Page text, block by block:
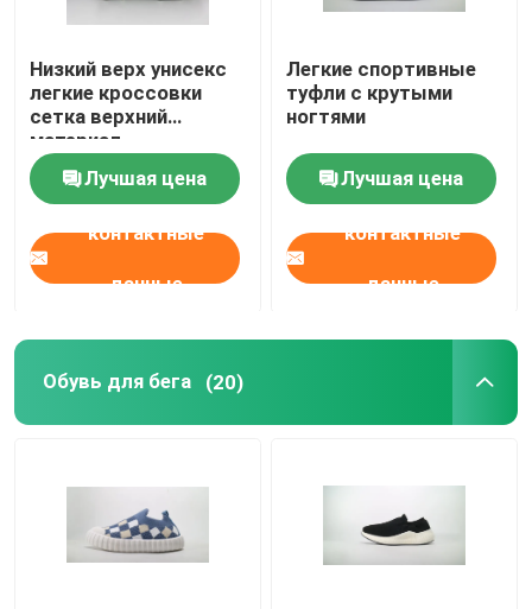
Низкий верх унисекс
легкие кроссовки
сетка верхний
материал
Лучшая цена
контактные
данные
Легкие спортивные
туфли с крутыми
ногтями
Лучшая цена
контактные
данные
Обувь для бега (20)